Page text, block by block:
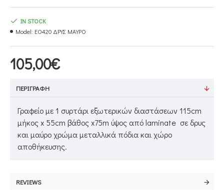
105,00€
IN STOCK
Model: EO420 ΔΡΥΣ ΜΑΥΡΟ
ΠΕΡΙΓΡΑΦΉ
Γραφείο με 1 συρτάρι εξωτερικών διαστάσεων 115cm
μήκος x 55cm βάθος x75m ύψος από laminate σε δρυς
και μαύρο χρώμα μεταλλικά πόδια και χώρο
αποθήκευσης.
REVIEWS